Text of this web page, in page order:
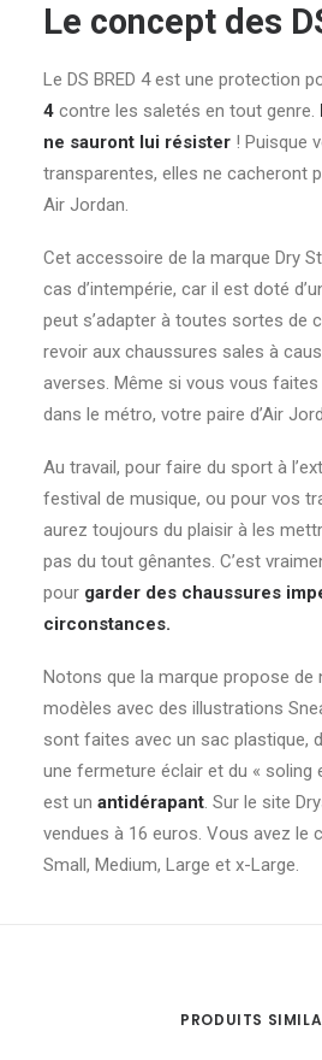
Le concept des
Le DS BRED 4 est une protection
4 contre les saletés en tout genre.
ne sauront lui résister ! Puisque
transparentes, elles ne cacheront
Air Jordan.
Cet accessoire de la marque Dry
cas d’intempérie, car il est doté
peut s’adapter à toutes sortes de
revoir aux chaussures sales à
averses. Même si vous vous
dans le métro, votre paire d’Air
Au travail, pour faire du sport à
festival de musique, ou pour vos
aurez toujours du plaisir à les
pas du tout gênantes. C’est
pour garder des chaussures
circonstances.
Notons que la marque propose de
modèles avec des illustrations
sont faites avec un sac plastique,
une fermeture éclair et du « soling
est un antidérapant. Sur le site
vendues à 16 euros. Vous avez le
Small, Medium, Large et x-Large.
PRODUITS